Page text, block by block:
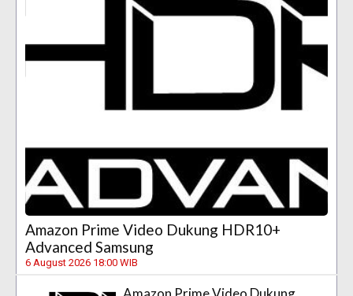
Amazon Prime Video Dukung HDR10+
Advanced Samsung
6 August 2026 18:00 WIB